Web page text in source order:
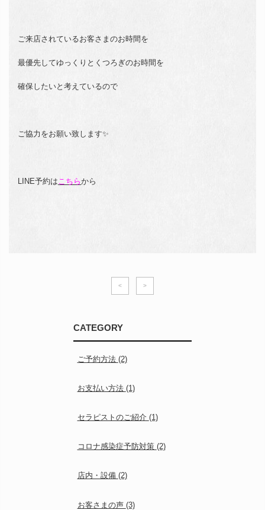
ご来店されているお客さまのお時間を
最優先してゆっくりとくつろぎのお時間を
確保したいと考えているので
ご協力をお願い致します✨
LINE予約はこちらから
< >
CATEGORY
ご予約方法 (2)
お支払い方法 (1)
セラピストのご紹介 (1)
コロナ感染症予防対策 (2)
店内・設備 (2)
お客さまの声 (3)